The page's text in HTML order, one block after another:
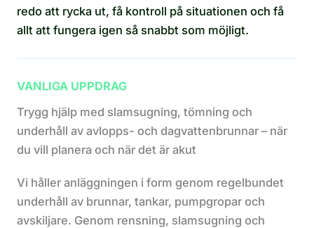
redo att rycka ut, få kontroll på situationen och få
allt att fungera igen så snabbt som möjligt.
VANLIGA UPPDRAG
Trygg hjälp med slamsugning, tömning och
underhåll av avlopps- och dagvattenbrunnar – när
du vill planera och när det är akut
Vi håller anläggningen i form genom regelbundet
underhåll av brunnar, tankar, pumpgropar och
avskiljare. Genom rensning, slamsugning och